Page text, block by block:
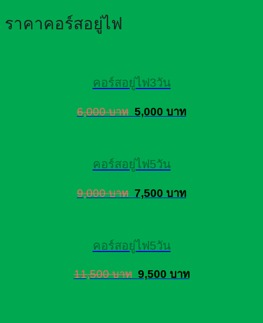
ราคาคอร์สอยู่ไฟ
คอร์สอยู่ไฟ3วัน
6,000 บาท 5,000 บาท
คอร์สอยู่ไฟ5วัน
9,000 บาท 7,500 บาท
คอร์สอยู่ไฟ5วัน
11,500 บาท 9,500 บาท